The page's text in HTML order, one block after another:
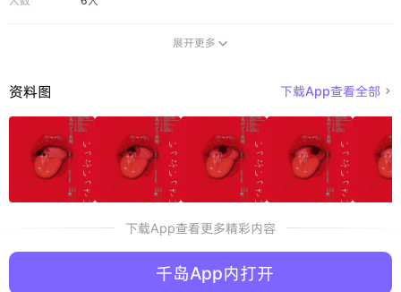
展开更多 
资料图 下载App查看全部 
下载App查看更多精彩内容
千岛App内打开